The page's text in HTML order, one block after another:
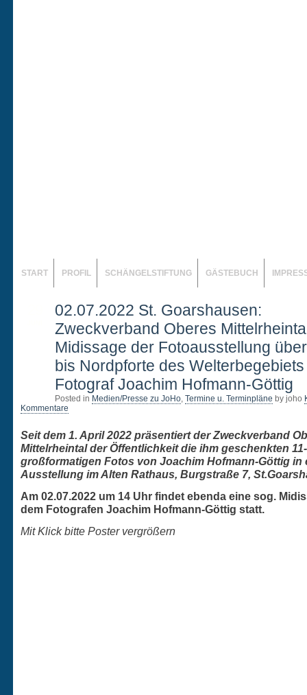
START PROFIL SCHÄNGELSTIFTUNG GÄSTEBUCH
02.07.2022 St. Goarshausen:
Zweckverband Oberes
Midissage der Fotoausstellung
bis Nordpforte des Welterbegebiets
Fotograf Joachim Hofmann-Göttig
Posted in Medien/Presse zu JoHo, Termine u. Terminpläne by joho
Kommentare
Seit dem 1. April 2022 präsentiert der Zweckverband
Mittelrheintal der Öffentlichkeit die ihm geschenkten 11-
großformatigen Fotos von Joachim Hofmann-Göttig in
Ausstellung im Alten Rathaus, Burgstraße 7,
Am 02.07.2022 um 14 Uhr findet ebenda eine sog.
dem Fotografen Joachim Hofmann-Göttig statt.
Mit Klick bitte Poster vergrößern